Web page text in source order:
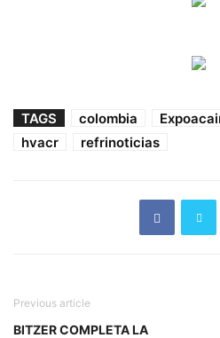
TAGS colombia
hvacr
refrinoticias
Previous article
BITZER COMPLETA LA